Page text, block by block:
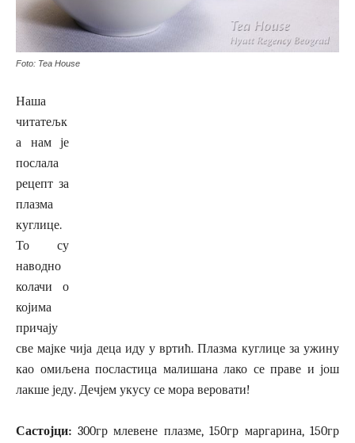
Foto: Tea House
Наша
читатељк
а нам је
послала
рецепт за
плазма
куглице.
То су
наводно
колачи о
којима
причају
све мајке чија деца иду у вртић. Плазма куглице за ужину
као омиљена посластица малишана лако се праве и још
лакше једу. Дечјем укусу се мора веровати!
Састојци: 300гр млевене плазме, 150гр маргарина, 150гр